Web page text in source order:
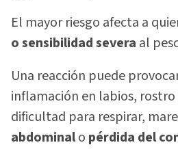
El mayor riesgo afecta a
o sensibilidad severa al
Una reacción puede
inflamación en labios,
dificultad para respirar,
abdominalo pérdida del